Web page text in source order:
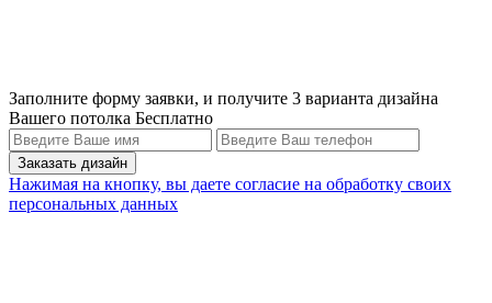
Заполните форму заявки, и получите 3 варианта дизайна
Вашего потолка Бесплатно
Нажимая на кнопку, вы даете согласие на обработку своих
персональных данных